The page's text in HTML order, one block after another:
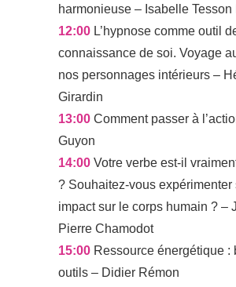
harmonieuse – Isabelle Tesson
12:00 L’hypnose comme outil
connaissance de soi. Voyage
nos personnages intérieurs –
Girardin
13:00 Comment passer à
Guyon
14:00 Votre verbe est-il
? Souhaitez-vous expérimenter
impact sur le corps humain ? –
Pierre Chamodot
15:00 Ressource énergétique :
outils – Didier Rémon